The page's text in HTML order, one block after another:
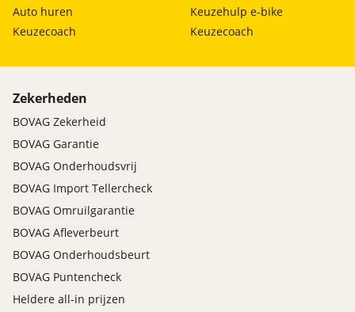
Auto huren
Keuzecoach
Keuzehulp e-bike
Keuzecoach
Zekerheden
BOVAG Zekerheid
BOVAG Garantie
BOVAG Onderhoudsvrij
BOVAG Import Tellercheck
BOVAG Omruilgarantie
BOVAG Afleverbeurt
BOVAG Onderhoudsbeurt
BOVAG Puntencheck
Heldere all-in prijzen